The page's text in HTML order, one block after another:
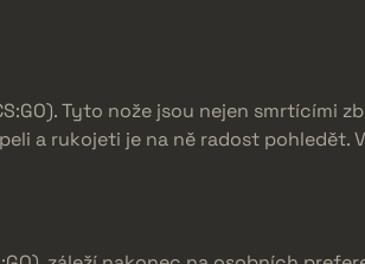
Tyto nože jsou nejen smrtícími
a rukojeti je na ně radost pohledět.